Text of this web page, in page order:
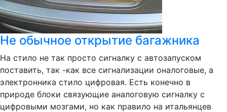
Не обычное открытие багажника
На стило не так просто сигналку с автозапуском
поставить, так -как все сигнализации оналоговые, а
электронника стило цифровая. Есть конечно в
природе блоки связующие аналоговую сигналку с
цифровыми мозгами, но как правило на итальянцев